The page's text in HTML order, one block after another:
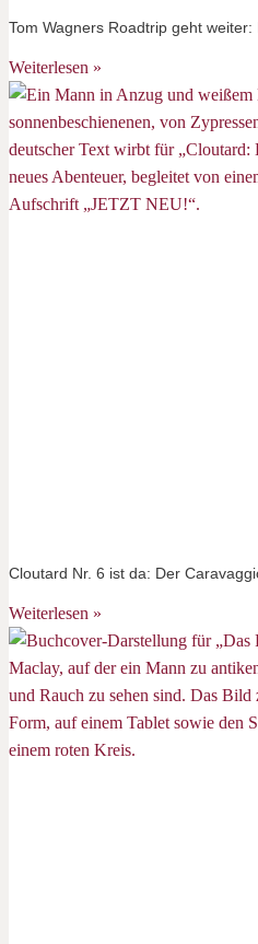
Tom Wagners Roadtrip geht
Weiterlesen »
Cloutard Nr. 6 ist da: Der
Weiterlesen »